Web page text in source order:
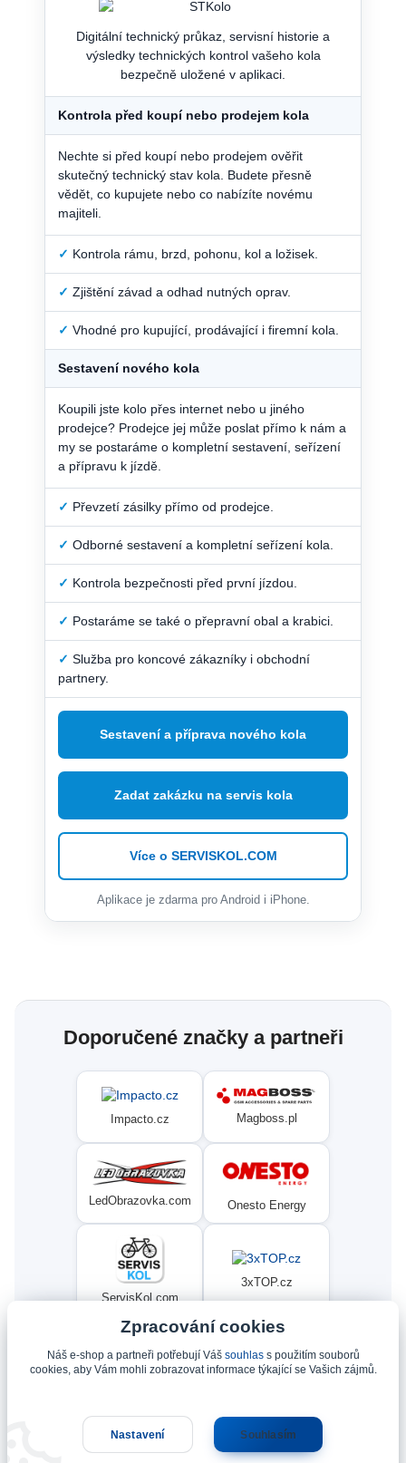
Digitální technický průkaz, servisní historie a
výsledky technických kontrol vašeho kola
bezpečně uložené v aplikaci.
Kontrola před koupí nebo prodejem kola
Nechte si před koupí nebo prodejem ověřit
skutečný technický stav kola. Budete přesně
vědět, co kupujete nebo co nabízíte novému
majiteli.
✓ Kontrola rámu, brzd, pohonu, kol a ložisek.
✓ Zjištění závad a odhad nutných oprav.
✓ Vhodné pro kupující, prodávající i firemní kola.
Sestavení nového kola
Koupili jste kolo přes internet nebo u jiného
prodejce? Prodejce jej může poslat přímo k nám a
my se postaráme o kompletní sestavení, seřízení
a přípravu k jízdě.
✓ Převzetí zásilky přímo od prodejce.
✓ Odborné sestavení a kompletní seřízení kola.
✓ Kontrola bezpečnosti před první jízdou.
✓ Postaráme se také o přepravní obal a krabici.
✓ Služba pro koncové zákazníky i obchodní
partnery.
Sestavení a příprava nového kola
Zadat zakázku na servis kola
Více o SERVISKOL.COM
Aplikace je zdarma pro Android i iPhone.
Doporučené značky a partneři
Impacto.cz Magboss.pl
LedObrazovka.com Onesto Energy
ServisKol.com
3xTOP.cz
Condat Ninex.cz
Zpracování cookies
Náš e-shop a partneři potřebují Váš souhlass použitím souborů
cookies, aby Vám mohli zobrazovat informace týkající se Vašich zájmů.
Nastavení Souhlasím